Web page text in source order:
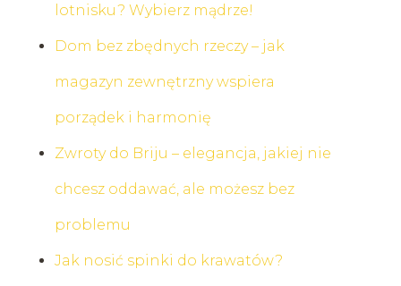
lotnisku? Wybierz mądrze!
Dom bez zbędnych rzeczy – jak
magazyn zewnętrzny wspiera
porządek i harmonię
Zwroty do Briju – elegancja, jakiej nie
chcesz oddawać, ale możesz bez
problemu
Jak nosić spinki do krawatów?